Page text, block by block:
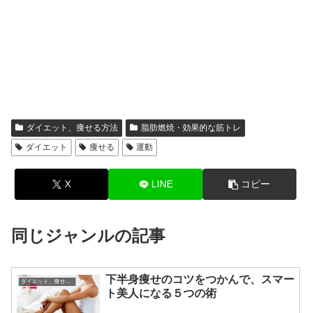
ダイエット、痩せる方法
脂肪燃焼・効果的な筋トレ
ダイエット
痩せる 運動
X LINE コピー
同じジャンルの記事
下半身痩せのコツをつかんで、スマー
ト美人になる５つの術